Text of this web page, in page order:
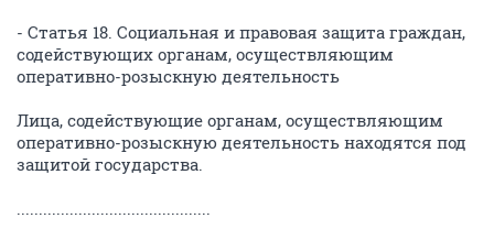
- Статья 18. Социальная и правовая защита граждан,
содействующих органам, осуществляющим
оперативно-розыскную деятельность
Лица, содействующие органам, осуществляющим
оперативно-розыскную деятельность находятся под
защитой государства.
............................................